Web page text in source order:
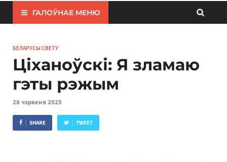
ГАЛОЎНАЕ МЕНЮ
БЕЛАРУСЫ СВЕТУ
Ціханоўскі: Я зламаю
гэты рэжым
28 чэрвеня 2025
SHARE TWEET